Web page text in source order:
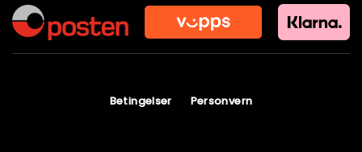
Betingelser Personvern